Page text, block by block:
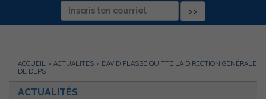
ACCUEIL » ACTUALITÉS » DAVID PLASSE QUITTE LA DIRECTION GÉNÉRALE
DE DÉPS
ACTUALITÉS